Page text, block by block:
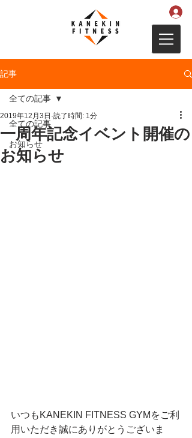
記事
全ての記事
お知らせ
全ての記事
一周年記念イベント開催の
お知らせ
2019年12月3日 読了時間: 1分
いつもKANEKIN FITNESS GYMをご利
用いただき誠にありがとうございま